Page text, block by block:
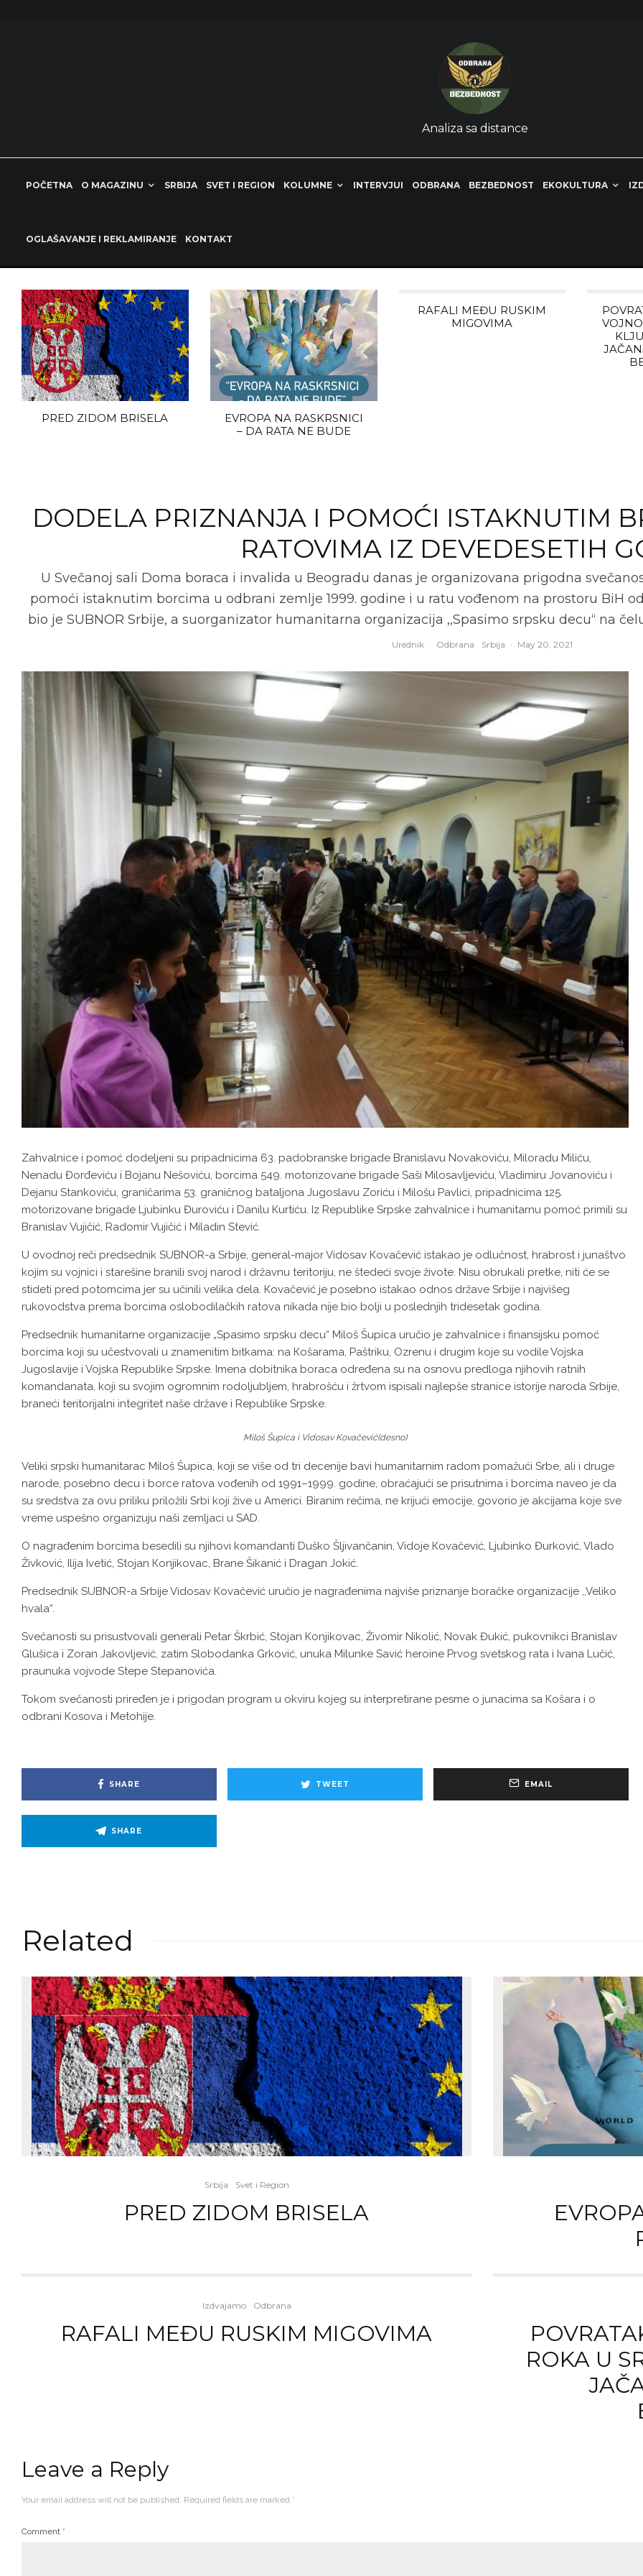
Analiza sa distance
POČETNA O MAGAZINU SRBIJA SVET I REGION KOLUMNE INTERVJUI ODBRANA BEZBEDNOST EKOKULTURA
OGLAŠAVANJE I REKLAMIRANJE KONTAKT
PRED ZIDOM BRISELA
EVROPA NA RASKRSNICI
– DA RATA NE BUDE
RAFALI MEĐU RUSKIM
MIGOVIMA
DODELA PRIZNANJA I POMOĆI ISTAKNUTIM
RATOVIMA IZ DEVEDESETIH
U Svečanoj sali Doma boraca i invalida u Beogradu danas je organizovana prigodna
pomoći istaknutim borcima u odbrani zemlje 1999. godine i u ratu vođenom na prostoru BiH od
bio je SUBNOR Srbije, a suorganizator humanitarna organizacija ,,Spasimo srpsku decu“ na
Urednik · Odbrana Srbija · May 20, 2021
Zahvalnice i pomoć dodeljeni su pripadnicima 63. padobranske brigade Branislavu Novakoviću, Miloradu Miliću,
Nenadu Đorđeviću i Bojanu Nešoviću, borcima 549. motorizovane brigade Saši Milosavljeviću, Vladimiru Jovanoviću i
Dejanu Stankoviću, graničarima 53. graničnog bataljona Jugoslavu Zoriću i Milošu Pavlici, pripadnicima 125.
motorizovane brigade Ljubinku Đuroviću i Danilu Кurtiću. Iz Republike Srpske zahvalnice i humanitarnu pomoć primili su
Branislav Vujičić, Radomir Vujičić i Miladin Stević.
U ovodnoj reči predsednik SUBNOR-a Srbije, general-major Vidosav Кovačević istakao je odlučnost, hrabrost i junaštvo
kojim su vojnici i starešine branili svoj narod i državnu teritoriju, ne štedeći svoje živote. Nisu obrukali pretke, niti će se
stideti pred potomcima jer su učinili velika dela. Кovačević je posebno istakao odnos države Srbije i najvišeg
rukovodstva prema borcima oslobodilačkih ratova nikada nije bio bolji u poslednjih tridesetak godina.
Predsednik humanitarne organizacije „Spasimo srpsku decu“ Miloš Šupica uručio je zahvalnice i finansijsku pomoć
borcima koji su učestvovali u znamenitim bitkama: na Кošarama, Paštriku, Ozrenu i drugim koje su vodile Vojska
Jugoslavije i Vojska Republike Srpske. Imena dobitnika boraca određena su na osnovu predloga njihovih ratnih
komandanata, koji su svojim ogromnim rodoljubljem, hrabrošću i žrtvom ispisali najlepše stranice istorije naroda Srbije,
braneći teritorijalni integritet naše države i Republike Srpske.
Miloš Šupica i Vidosav Kovačević(desno)
Veliki srpski humanitarac Miloš Šupica, koji se više od tri decenije bavi humanitarnim radom pomažući Srbe, ali i druge
narode, posebno decu i borce ratova vođenih od 1991–1999. godine, obraćajući se prisutnima i borcima naveo je da
su sredstva za ovu priliku priložili Srbi koji žive u Americi. Biranim rečima, ne krijući emocije, govorio je akcijama koje sve
vreme uspešno organizuju naši zemljaci u SAD.
O nagrađenim borcima besedili su njihovi komandanti Duško Šljivančanin, Vidoje Кovačević, Ljubinko Đurković, Vlado
Živković, Ilija Ivetić, Stojan Кonjikovac, Brane Šikanić i Dragan Jokić.
Predsednik SUBNOR-a Srbije Vidosav Кovačević uručio je nagrađenima najviše priznanje boračke organizacije ,,Veliko
hvala“.
Svečanosti su prisustvovali generali Petar Škrbić, Stojan Кonjikovac, Živomir Nikolić, Novak Đukić, pukovnikci Branislav
Glušica i Zoran Jakovljević, zatim Slobodanka Grković, unuka Milunke Savić heroine Prvog svetskog rata i Ivana Lučić,
praunuka vojvode Stepe Stepanovića.
Tokom svečanosti priređen je i prigodan program u okviru kojeg su interpretirane pesme o junacima sa Кošara i o
odbrani Кosova i Metohije.
SHARE TWEET EMAIL
SHARE
Related
Srbija Svet i Region
PRED ZIDOM BRISELA
Izdvajamo Odbrana
RAFALI MEĐU RUSKIM MIGOVIMA
ROKA U
Leave a Reply
Your email address will not be published. Required fields are marked *
Comment *